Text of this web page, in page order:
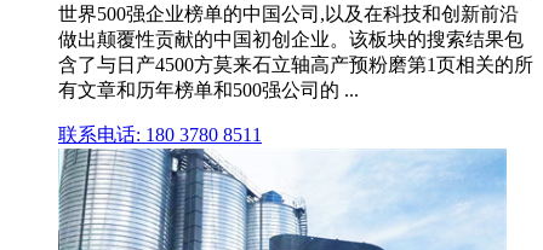
世界500强企业榜单的中国公司,以及在科技和创新前沿
做出颠覆性贡献的中国初创企业。该板块的搜索结果包
含了与日产4500方莫来石立轴高产预粉磨第1页相关的所
有文章和历年榜单和500强公司的 ...
联系电话: 180 3780 8511